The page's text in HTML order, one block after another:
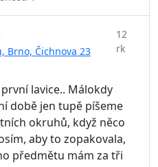
Brno, Čichnova 23
12
rk
lavice.. Málokdy
době jen tupě píšeme
okruhů, když něco
aby to zopakovala,
předmětu mám za tři